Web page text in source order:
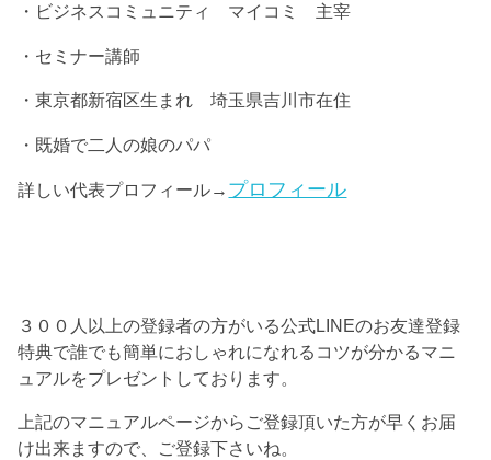
・ビジネスコミュニティ マイコミ 主宰
・セミナー講師
・東京都新宿区生まれ 埼玉県吉川市在住
・既婚で二人の娘のパパ
詳しい代表プロフィール→ プロフィール
３００人以上の登録者の方がいる公式LINEのお友達登録
特典で誰でも簡単におしゃれになれるコツが分かるマニ
ュアルをプレゼントしております。
上記のマニュアルページからご登録頂いた方が早くお届
け出来ますので、ご登録下さいね。